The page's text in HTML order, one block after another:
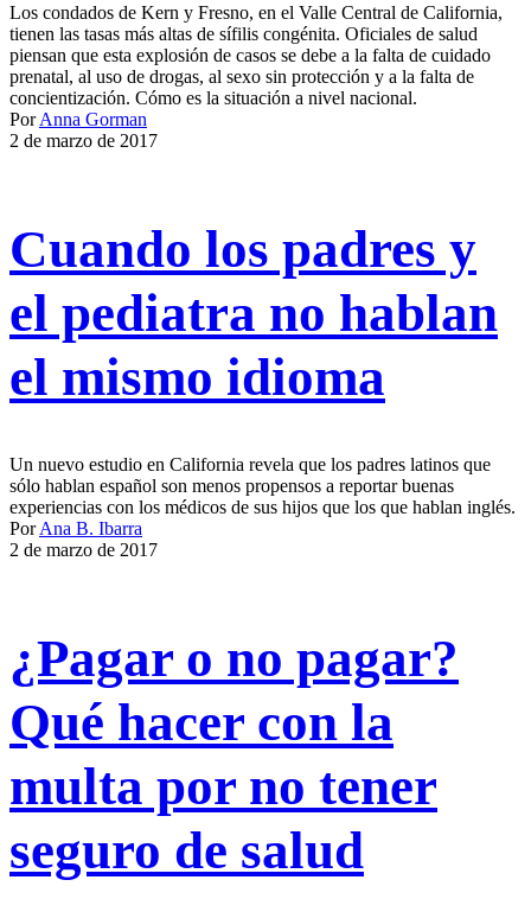
Los condados de Kern y Fresno, en el Valle Central de California,
tienen las tasas más altas de sífilis congénita. Oficiales de salud
piensan que esta explosión de casos se debe a la falta de cuidado
prenatal, al uso de drogas, al sexo sin protección y a la falta de
concientización. Cómo es la situación a nivel nacional.
PorAnna Gorman
2 de marzo de 2017
Cuando los padres y
el pediatra no hablan
el mismo idioma
Un nuevo estudio en California revela que los padres latinos que
sólo hablan español son menos propensos a reportar buenas
experiencias con los médicos de sus hijos que los que hablan inglés.
PorAna B. Ibarra
2 de marzo de 2017
¿Pagar o no pagar?
Qué hacer con la
multa por no tener
seguro de salud